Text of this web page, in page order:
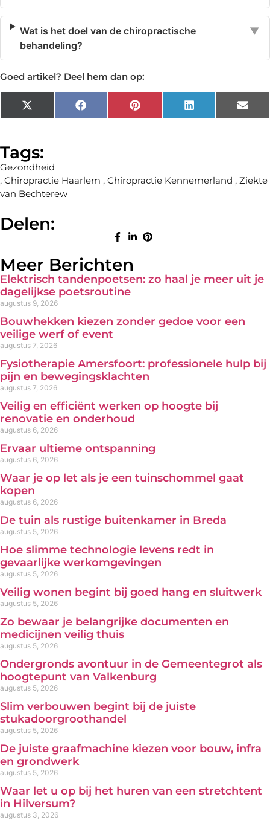
Wat is het doel van de chiropractische
behandeling?
▼
Goed artikel? Deel hem dan op:
X
(Twitter)
Facebook Pinterest LinkedIn
Tags:
Gezondheid
, Chiropractie Haarlem , Chiropractie Kennemerland , Ziekte
van Bechterew
Delen:
Meer Berichten
Elektrisch tandenpoetsen: zo haal je meer uit je
dagelijkse poetsroutine
augustus 9, 2026
Bouwhekken kiezen zonder gedoe voor een
veilige werf of event
augustus 7, 2026
Fysiotherapie Amersfoort: professionele hulp bij
pijn en bewegingsklachten
augustus 7, 2026
Veilig en efficiënt werken op hoogte bij
renovatie en onderhoud
augustus 6, 2026
Ervaar ultieme ontspanning
augustus 6, 2026
Waar je op let als je een tuinschommel gaat
kopen
augustus 6, 2026
De tuin als rustige buitenkamer in Breda
augustus 5, 2026
Hoe slimme technologie levens redt in
gevaarlijke werkomgevingen
augustus 5, 2026
Veilig wonen begint bij goed hang en sluitwerk
augustus 5, 2026
Zo bewaar je belangrijke documenten en
medicijnen veilig thuis
augustus 5, 2026
Ondergronds avontuur in de Gemeentegrot als
hoogtepunt van Valkenburg
augustus 5, 2026
Slim verbouwen begint bij de juiste
stukadoorgroothandel
augustus 5, 2026
De juiste graafmachine kiezen voor bouw, infra
en grondwerk
augustus 5, 2026
Waar let u op bij het huren van een stretchtent
in Hilversum?
augustus 3, 2026